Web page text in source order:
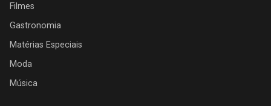
Filmes
Gastronomia
Matérias Especiais
Moda
Música